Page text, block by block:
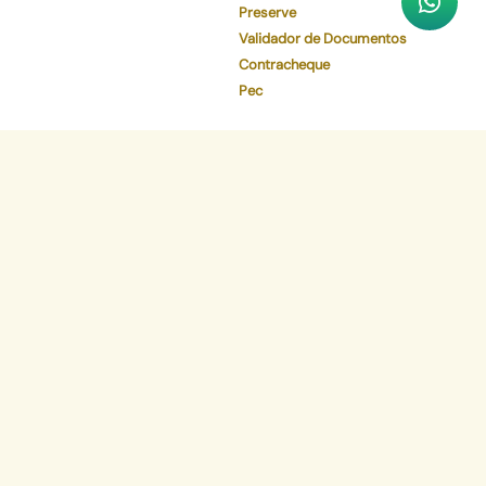
Preserve
Validador de Documentos
Contracheque
Pec